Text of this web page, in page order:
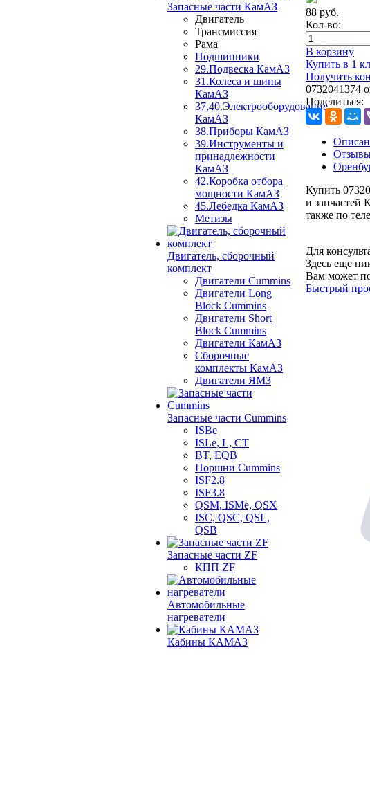
Запасные части КамАЗ
Двигатель
Трансмиссия
Рама
Подшипники
29.Подвеска КамАЗ
31.Колеса и шины
КамАЗ
37,40.Электрооборудование
КамАЗ
38.Приборы КамАЗ
39.Инструменты и
принадлежности
КамАЗ
42.Коробка отбора
мощности КамАЗ
45.Лебедка КамАЗ
Метизы
Двигатель, сборочный
комплект
Двигатели Cummins
Двигатели Long
Bloсk Cummins
Двигатели Short
Bloсk Cummins
Двигатели КамАЗ
Сборочные
комплекты КамАЗ
Двигатели ЯМЗ
Запасные части Cummins
ISBe
ISLe, L, CT
BT, EQB
Поршни Cummins
ISF2.8
ISF3.8
QSM, ISMe, QSX
ISC, QSC, QSL,
QSB
Запасные части ZF
КПП ZF
Автомобильные
нагреватели
Кабины КАМАЗ
88 руб.
Кол-во:
В корзину
Купить в 1
Получить
0732041374
Поделиться:
Купить
и запчастей
также по
Для
Здесь еще
Вам может
Быстрый